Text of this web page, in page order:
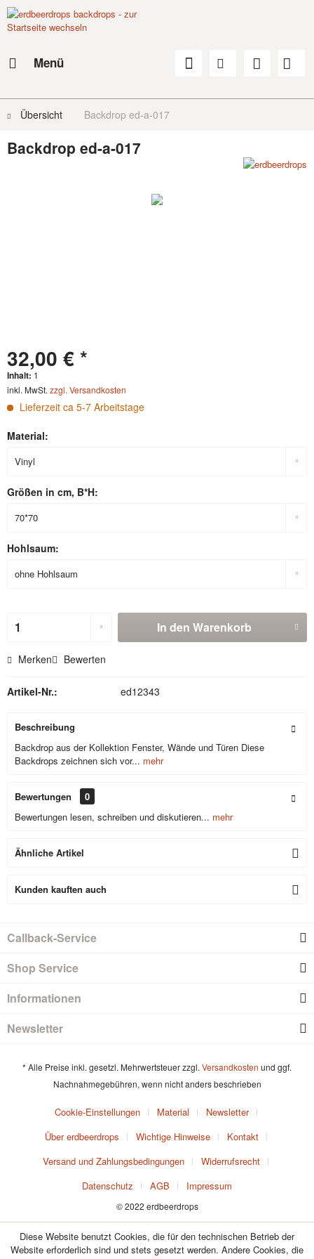
Menü
Übersicht Backdrop ed-a-017
Backdrop ed-a-017
32,00 € *
Inhalt: 1
inkl. MwSt. zzgl. Versandkosten
Lieferzeit ca 5-7 Arbeitstage
Material:
Größen in cm, B*H:
Hohlsaum:
In den Warenkorb
Merken Bewerten
Artikel-Nr.: ed12343
Beschreibung
Backdrop aus der Kollektion Fenster, Wände und Türen Diese
Backdrops zeichnen sich vor... mehr
Bewertungen
0
Bewertungen lesen, schreiben und diskutieren... mehr
Ähnliche Artikel
Kunden kauften auch
Callback-Service
Shop Service
Informationen
Newsletter
* Alle Preise inkl. gesetzl. Mehrwertsteuer zzgl. Versandkosten und ggf.
Nachnahmegebühren, wenn nicht anders beschrieben
Cookie-Einstellungen Material
Newsletter
Über erdbeerdrops
Wichtige Hinweise
Kontakt
Versand und Zahlungsbedingungen
Widerrufsrecht
Datenschutz
AGB Impressum
© 2022 erdbeerdrops
Diese Website benutzt Cookies, die für den technischen Betrieb der
Website erforderlich sind und stets gesetzt werden. Andere Cookies, die